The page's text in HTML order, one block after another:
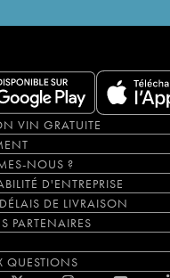
VIN GRATUITE
NOUS ?
D'ENTREPRISE
DE LIVRAISON
PARTENAIRES
QUESTIONS